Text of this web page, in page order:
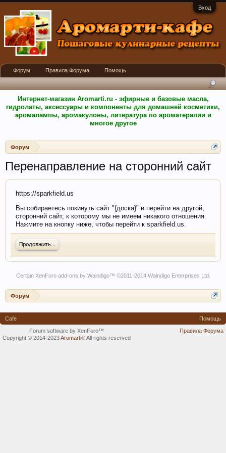
Вход
Интернет-магазин Aromarti.ru - эфирные и базовые масла,
гидролаты, аксессуары и компоненты для домашней косметики,
аромалампы, аромакулоны, литература по ароматерапии и
многое другое
Форум
Перенаправление на сторонний сайт
https://sparkfield.us
Вы собираетесь покинуть сайт "{доска}" и перейти на другой,
сторонний сайт, к которому мы не имеем никакого отношения.
Нажмите на кнопку ниже, чтобы перейти к sparkfield.us.
Продолжить...
Certain XenForo add-ons by Waindigo™ ©2011-2014 Waindigo Enterprises Ltd.
Форум
Форум Правила Форума Помощь
Cafe
Помощь
Правила Форума
Forum software by XenForo™
Copyright © 2014-2023Aromarti®All rights reserved